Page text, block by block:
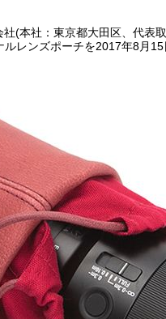
(本社：東京都大田区、代表
レンズポーチを2017年8月15